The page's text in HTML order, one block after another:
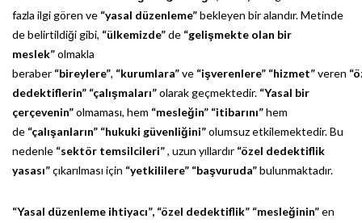
fazla ilgi gören ve “yasal düzenleme”bekleyen bir alandır. Metinde
de belirtildiği gibi, “ülkemizde”de “gelişmekte olan bir
meslek”olmakla
beraber “bireylere”, “kurumlara”ve “işverenlere” “hizmet”veren
dedektiflerin” “çalışmaları”olarak geçmektedir. “Yasal bir
çerçevenin”olmaması, hem “mesleğin” “itibarını”hem
de “çalışanların” “hukuki güvenliğini”olumsuz etkilemektedir. Bu
nedenle “sektör temsilcileri”, uzun yıllardır “özel dedektiflik
yasası”çıkarılması için “yetkililere” “başvuruda”bulunmaktadır.
“Yasal düzenleme ihtiyacı”, “özel dedektiflik” “mesleğinin”en